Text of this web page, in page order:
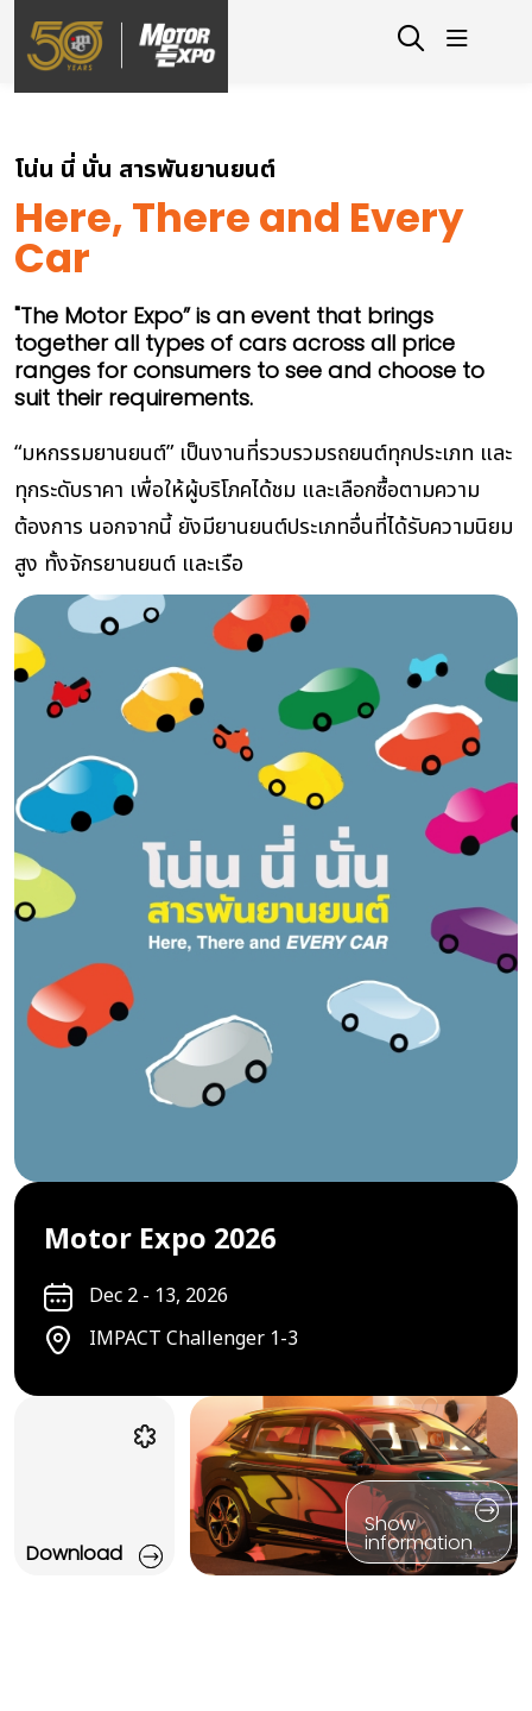
โน่น นี่ นั่น สารพันยานยนต์
Here, There and Every
Car
"The Motor Expo” is an event that brings
together all types of cars across all price
ranges for consumers to see and choose to
suit their requirements.
“มหกรรมยานยนต์” เป็นงานที่รวบรวมรถยนต์ทุกประเภท และ
ทุกระดับราคา เพื่อให้ผู้บริโภคได้ชม และเลือกซื้อตามความ
ต้องการ นอกจากนี้ ยังมียานยนต์ประเภทอื่นที่ได้รับความนิยม
สูง ทั้งจักรยานยนต์ และเรือ
Motor Expo 2026
Dec 2 - 13, 2026
IMPACT Challenger 1-3
Download
Show
information